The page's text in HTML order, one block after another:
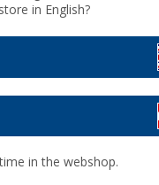
an deinem
Jetzt mehr über unsere
in English?
in the webshop.